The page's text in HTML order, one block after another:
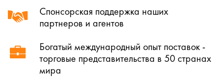
Спонсорская поддержка наших
партнеров и агентов
Богатый международный опыт поставок -
торговые представительства в 50 странах
мира